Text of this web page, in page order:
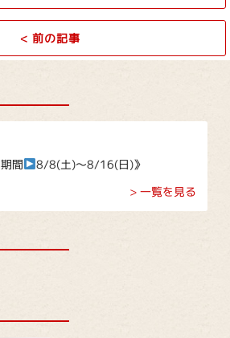
< 前の記事
日)》
> 一覧を見る